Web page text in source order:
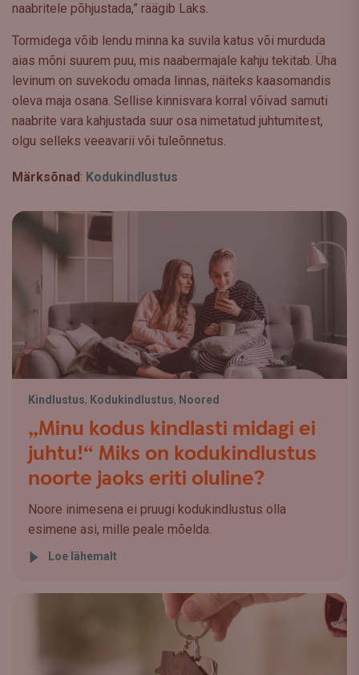
naabritele põhjustada,” räägib Laks.
Tormidega võib lendu minna ka suvila katus või murduda
aias mõni suurem puu, mis naabermajale kahju tekitab. Üha
levinum on suvekodu omada linnas, näiteks kaasomandis
oleva maja osana. Sellise kinnisvara korral võivad samuti
naabrite vara kahjustada suur osa nimetatud juhtumitest,
olgu selleks veeavarii või tuleõnnetus.
Märksõnad: Kodukindlustus
Kindlustus, Kodukindlustus, Noored
„Minu kodus kindlasti midagi ei
juhtu!“ Miks on kodukindlustus
noorte jaoks eriti oluline?
Noore inimesena ei pruugi kodukindlustus olla
esimene asi, mille peale mõelda.
Loe lähemalt